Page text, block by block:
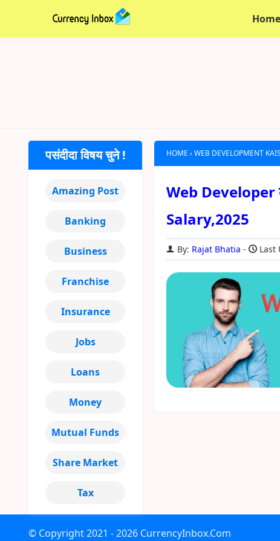
Home
HOME ›WEB DEVELOPMENT
Web
Salary,2025
By: Rajat Bhatia Last
पसंदीदा विषय चुने !
Amazing Post
Banking
Business
Franchise
Insurance
Jobs
Loans
Money
Mutual Funds
Share Market
Tax
© Copyright2021 - 2026 CurrencyInbox.Com